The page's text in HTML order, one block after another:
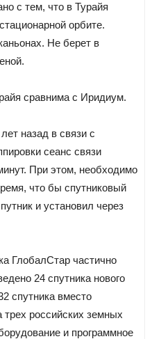
с тем, что в Турайя
орбите.
Не берет в
сравнима с Иридиум.
назад в связи с
сеанс связи
При этом, необходимо
что бы спутниковый
и установил через
ГлобалСтар частично
24 спутника нового
спутника вместо
российских земных
и программное